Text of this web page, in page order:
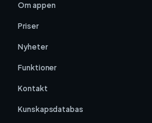
Om appen
Priser
Nyheter
Funktioner
Kontakt
Kunskapsdatabas